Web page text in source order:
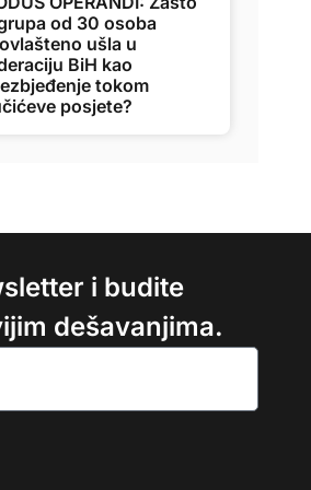
od 30 osoba
ušla u
BiH kao
tokom
posjete?
i budite
dešavanjima.